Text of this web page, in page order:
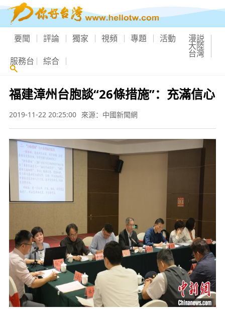
要聞 評論 獨家 視頻 專題 活動 漫説
大陸
台灣
服務台 綜合
福建漳州台胞談“26條措施”：充滿信心
2019-11-22 20:25:00 來源：中國新聞網